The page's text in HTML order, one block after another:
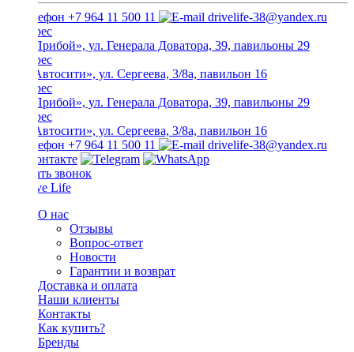
+7 964 11 500 11 drivelife-38@yandex.ru
ТЦ «Прибой», ул. Генерала Доватора, 39, павильоны 29
ТЦ «Автосити», ул. Сергеева, 3/8а, павильон 16
ТЦ «Прибой», ул. Генерала Доватора, 39, павильоны 29
ТЦ «Автосити», ул. Сергеева, 3/8а, павильон 16
+7 964 11 500 11
drivelife-38@yandex.ru
Заказать звонок
О нас
Отзывы
Вопрос-ответ
Новости
Гарантии и возврат
Доставка и оплата
Наши клиенты
Контакты
Как купить?
Бренды